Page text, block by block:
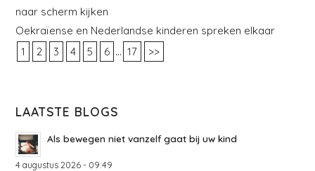
naar scherm kijken
Oekraïense en Nederlandse kinderen spreken elkaar
1
2 3 4 5 6 ... 17 >>
LAATSTE BLOGS
Als bewegen niet vanzelf gaat bij uw kind
4 augustus 2026 - 09:49